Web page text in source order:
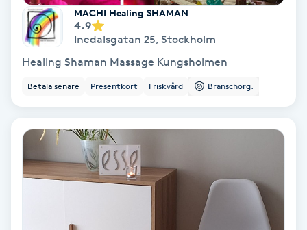
Kroppsinpackning
Kroppspeeling
Käkledsbehandling
Kärlbehandling
MACHI Healing SHAMAN
4.9
Inedalsgatan 25, Stockholm
Healing Shaman Massage Kungsholmen
Betala senare Presentkort Friskvård Branschorg.